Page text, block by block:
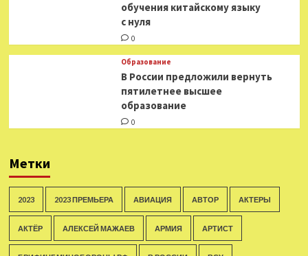
обучения китайскому языку
с нуля
0
Образование
В России предложили вернуть
пятилетнее высшее
образование
0
Метки
2023 2023 ПРЕМЬЕРА АВИАЦИЯ АВТОР АКТЕРЫ
АКТЁР АЛЕКСЕЙ МАЖАЕВ АРМИЯ АРТИСТ